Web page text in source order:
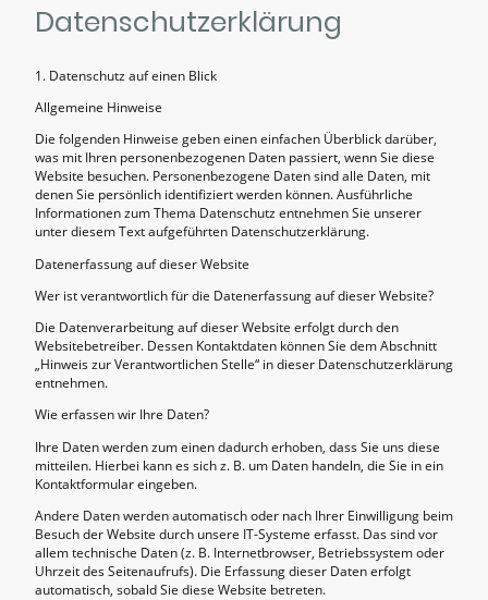
Datenschutzerklärung
1. Datenschutz auf einen Blick
Allgemeine Hinweise
Die folgenden Hinweise geben einen einfachen Überblick darüber,
was mit Ihren personenbezogenen Daten passiert, wenn Sie diese
Website besuchen. Personenbezogene Daten sind alle Daten, mit
denen Sie persönlich identifiziert werden können. Ausführliche
Informationen zum Thema Datenschutz entnehmen Sie unserer
unter diesem Text aufgeführten Datenschutzerklärung.
Datenerfassung auf dieser Website
Wer ist verantwortlich für die Datenerfassung auf dieser Website?
Die Datenverarbeitung auf dieser Website erfolgt durch den
Websitebetreiber. Dessen Kontaktdaten können Sie dem Abschnitt
„Hinweis zur Verantwortlichen Stelle“ in dieser Datenschutzerklärung
entnehmen.
Wie erfassen wir Ihre Daten?
Ihre Daten werden zum einen dadurch erhoben, dass Sie uns diese
mitteilen. Hierbei kann es sich z. B. um Daten handeln, die Sie in ein
Kontaktformular eingeben.
Andere Daten werden automatisch oder nach Ihrer Einwilligung beim
Besuch der Website durch unsere IT-Systeme erfasst. Das sind vor
allem technische Daten (z. B. Internetbrowser, Betriebssystem oder
Uhrzeit des Seitenaufrufs). Die Erfassung dieser Daten erfolgt
automatisch, sobald Sie diese Website betreten.